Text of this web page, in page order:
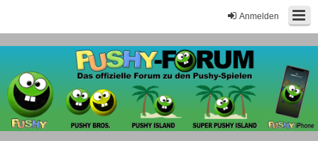
Anmelden